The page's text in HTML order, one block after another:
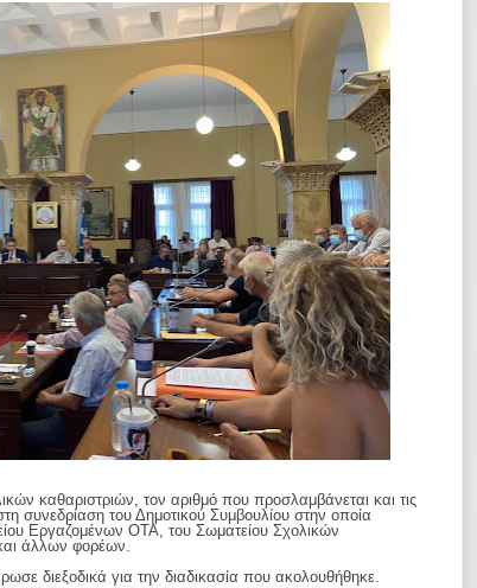
καθαριστριών, τον αριθμό που προσλαμβάνεται και τις
συνεδρίαση του Δημοτικού Συμβουλίου στην οποία
Εργαζομένων ΟΤΑ, του Σωματείου Σχολικών
άλλων φορέων.
διεξοδικά για την διαδικασία που ακολουθήθηκε.